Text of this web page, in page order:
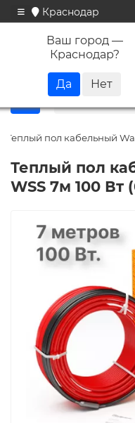
Краснодар
Ваш город —
Краснодар?
Теплый пол кабельный
Теплый пол
WSS 7м 100 Вт